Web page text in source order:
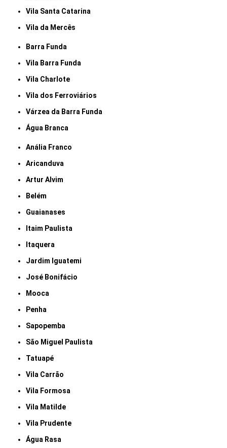
Vila Santa Catarina
Vila da Mercês
Barra Funda
Vila Barra Funda
Vila Charlote
Vila dos Ferroviários
Várzea da Barra Funda
Água Branca
Anália Franco
Aricanduva
Artur Alvim
Belém
Guaianases
Itaim Paulista
Itaquera
Jardim Iguatemi
José Bonifácio
Mooca
Penha
Sapopemba
São Miguel Paulista
Tatuapé
Vila Carrão
Vila Formosa
Vila Matilde
Vila Prudente
Água Rasa